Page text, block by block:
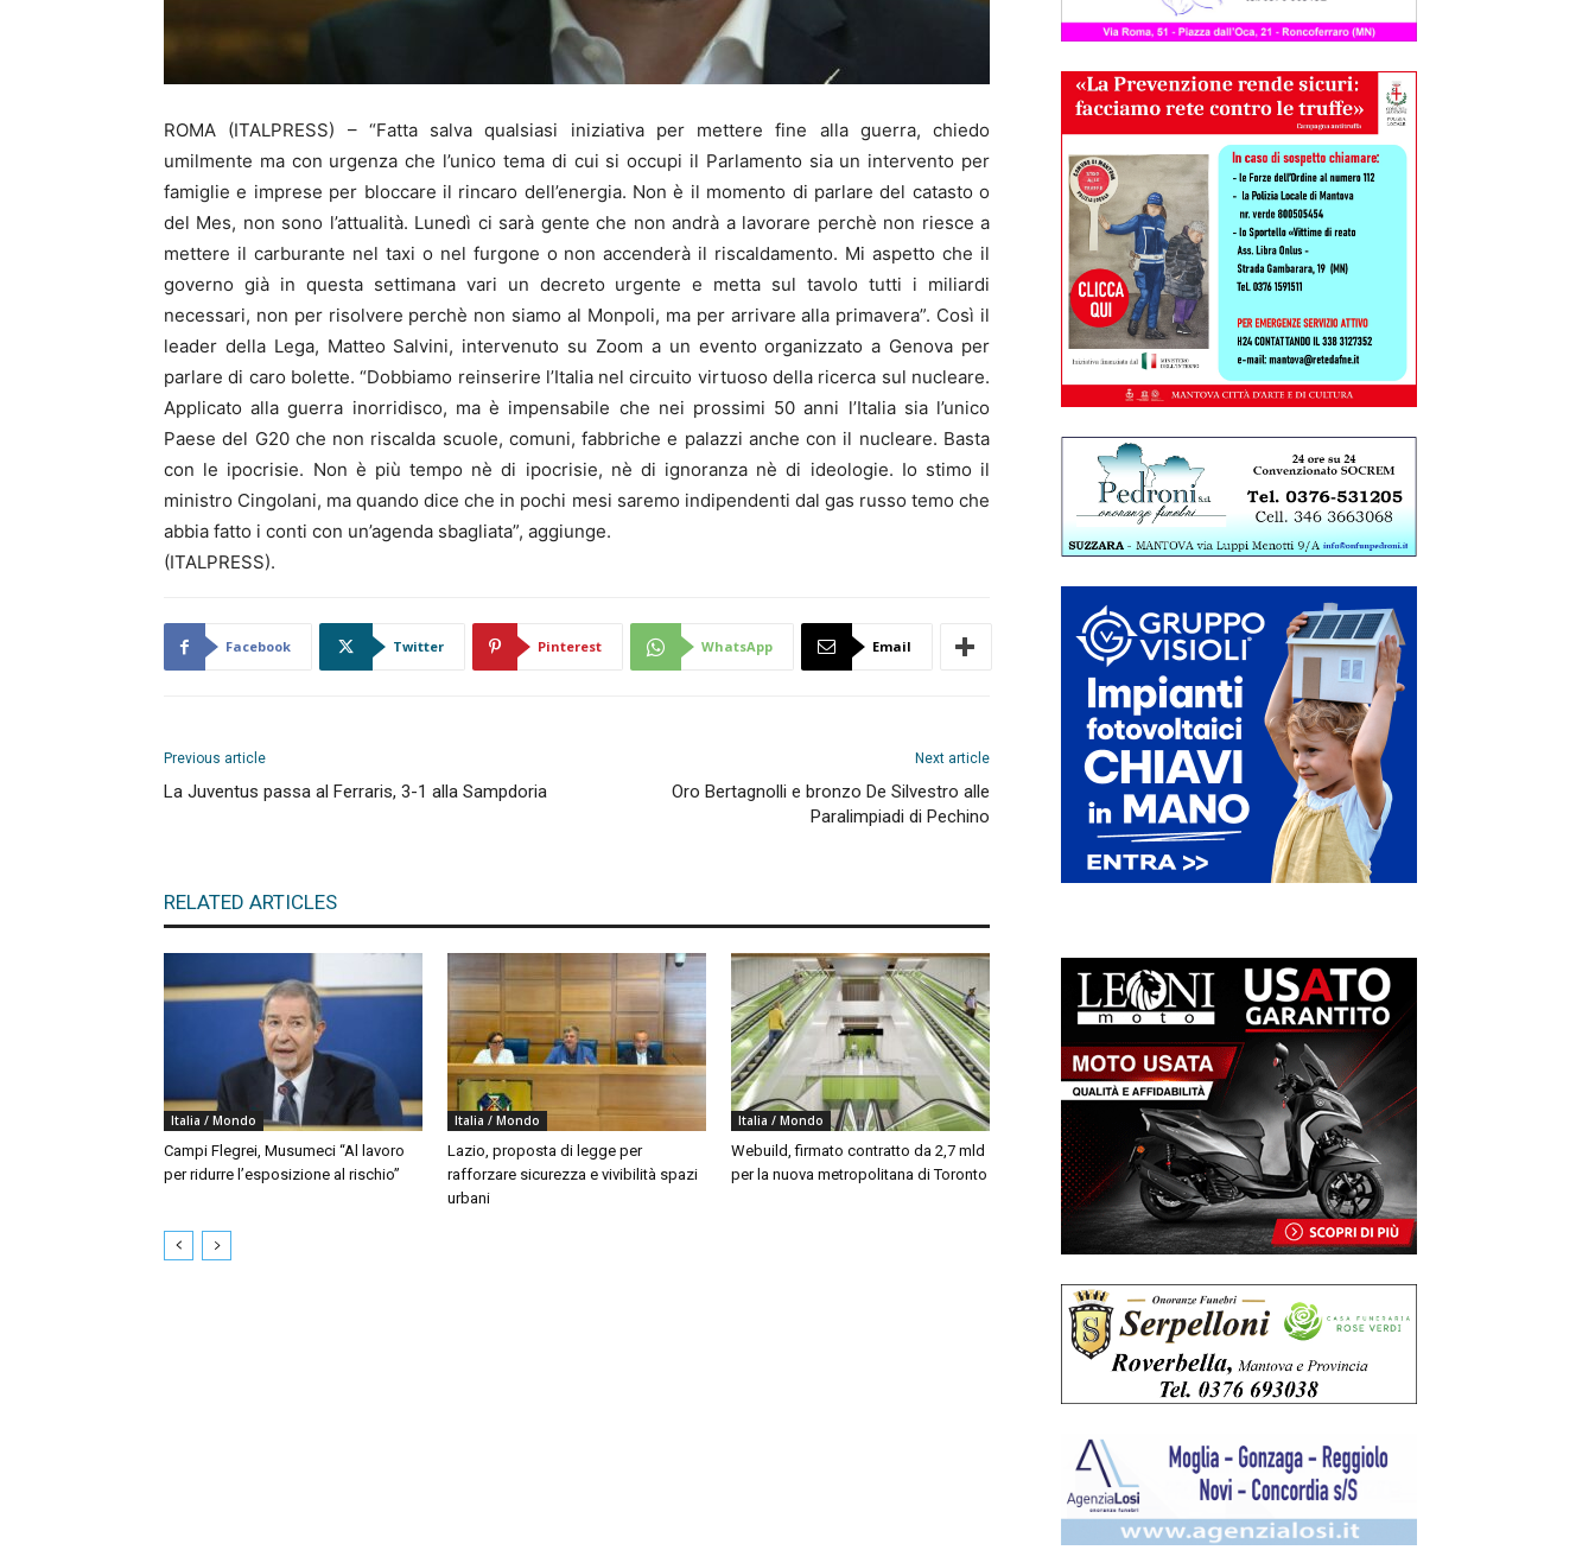
ROMA (ITALPRESS) – “Fatta salva qualsiasi iniziativa per mettere fine alla guerra, chiedo
umilmente ma con urgenza che l’unico tema di cui si occupi il Parlamento sia un intervento per
famiglie e imprese per bloccare il rincaro dell’energia. Non è il momento di parlare del catasto o
del Mes, non sono l’attualità. Lunedì ci sarà gente che non andrà a lavorare perchè non riesce a
mettere il carburante nel taxi o nel furgone o non accenderà il riscaldamento. Mi aspetto che il
governo già in questa settimana vari un decreto urgente e metta sul tavolo tutti i miliardi
necessari, non per risolvere perchè non siamo al Monpoli, ma per arrivare alla primavera”. Così il
leader della Lega, Matteo Salvini, intervenuto su Zoom a un evento organizzato a Genova per
parlare di caro bolette. “Dobbiamo reinserire l’Italia nel circuito virtuoso della ricerca sul nucleare.
Applicato alla guerra inorridisco, ma è impensabile che nei prossimi 50 anni l’Italia sia l’unico
Paese del G20 che non riscalda scuole, comuni, fabbriche e palazzi anche con il nucleare. Basta
con le ipocrisie. Non è più tempo nè di ipocrisie, nè di ignoranza nè di ideologie. Io stimo il
ministro Cingolani, ma quando dice che in pochi mesi saremo indipendenti dal gas russo temo che
abbia fatto i conti con un’agenda sbagliata”, aggiunge.
(ITALPRESS).
Facebook Twitter Pinterest WhatsApp Email
Previous article
La Juventus passa al Ferraris, 3-1 alla Sampdoria
Next article
Oro Bertagnolli e bronzo De Silvestro alle
Paralimpiadi di Pechino
RELATED ARTICLES
Italia / Mondo
Campi Flegrei, Musumeci “Al lavoro
per ridurre l’esposizione al rischio”
Italia / Mondo
Lazio, proposta di legge per
rafforzare sicurezza e vivibilità spazi
urbani
Italia / Mondo
Webuild, firmato contratto da 2,7 mld
per la nuova metropolitana di Toronto